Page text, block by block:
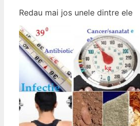
Redau mai jos unele dintre ele